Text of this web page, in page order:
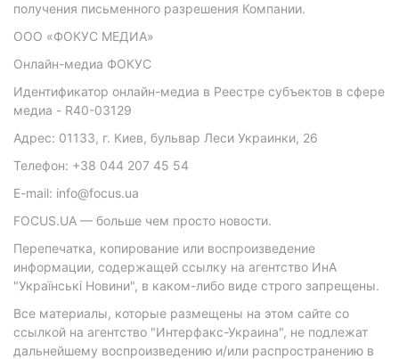
получения письменного разрешения Компании.
ООО «ФОКУС МЕДИА»
Онлайн-медиа ФОКУС
Идентификатор онлайн-медиа в Реестре субъектов в сфере
медиа - R40-03129
Адрес: 01133, г. Киев, бульвар Леси Украинки, 26
Телефон: +38 044 207 45 54
E-mail: info@focus.ua
FOCUS.UA — больше чем просто новости.
Перепечатка, копирование или воспроизведение
информации, содержащей ссылку на агентство ИнА
"Українські Новини", в каком-либо виде строго запрещены.
Все материалы, которые размещены на этом сайте со
ссылкой на агентство "Интерфакс-Украина", не подлежат
дальнейшему воспроизведению и/или распространению в